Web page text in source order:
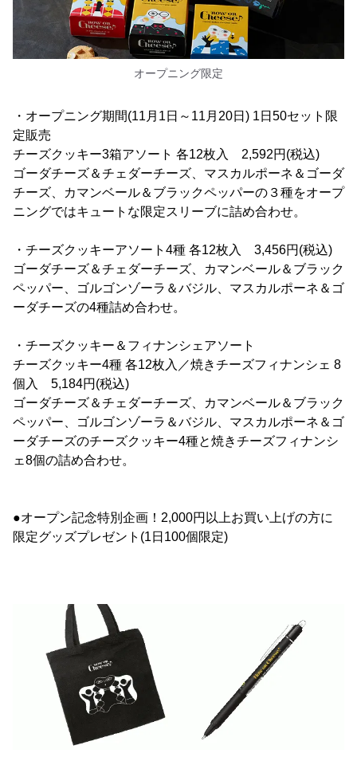
オープニング限定
・オープニング期間(11月1日～11月20日) 1日50セット限
定販売
チーズクッキー3箱アソート 各12枚入 2,592円(税込)
ゴーダチーズ＆チェダーチーズ、マスカルポーネ＆ゴーダ
チーズ、カマンベール＆ブラックペッパーの３種をオープ
ニングではキュートな限定スリーブに詰め合わせ。
・チーズクッキーアソート4種 各12枚入 3,456円(税込)
ゴーダチーズ＆チェダーチーズ、カマンベール＆ブラック
ペッパー、ゴルゴンゾーラ＆バジル、マスカルポーネ＆ゴ
ーダチーズの4種詰め合わせ。
・チーズクッキー＆フィナンシェアソート
チーズクッキー4種 各12枚入／焼きチーズフィナンシェ 8
個入 5,184円(税込)
ゴーダチーズ＆チェダーチーズ、カマンベール＆ブラック
ペッパー、ゴルゴンゾーラ＆バジル、マスカルポーネ＆ゴ
ーダチーズのチーズクッキー4種と焼きチーズフィナンシ
ェ8個の詰め合わせ。
●オープン記念特別企画！2,000円以上お買い上げの方に
限定グッズプレゼント(1日100個限定)